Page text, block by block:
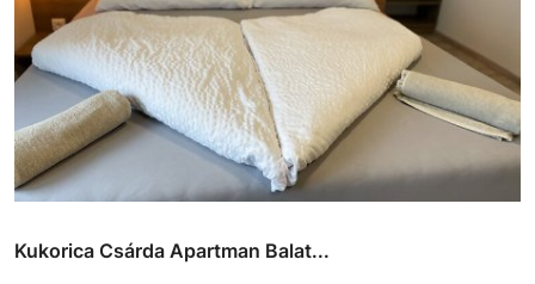
Kukorica Csárda Apartman Balat...